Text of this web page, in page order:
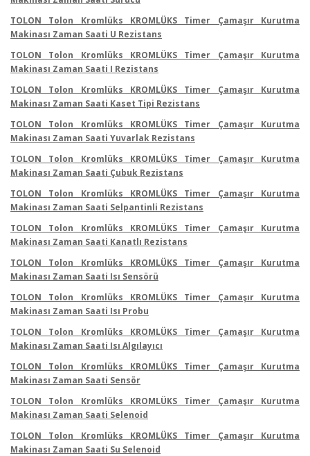
TOLON Tolon Kromlüks KROMLÜKS Timer Çamaşır Kurutma
Makinası Zaman Saati U Rezistans
TOLON Tolon Kromlüks KROMLÜKS Timer Çamaşır Kurutma
Makinası Zaman Saati I Rezistans
TOLON Tolon Kromlüks KROMLÜKS Timer Çamaşır Kurutma
Makinası Zaman Saati Kaset Tipi Rezistans
TOLON Tolon Kromlüks KROMLÜKS Timer Çamaşır Kurutma
Makinası Zaman Saati Yuvarlak Rezistans
TOLON Tolon Kromlüks KROMLÜKS Timer Çamaşır Kurutma
Makinası Zaman Saati Çubuk Rezistans
TOLON Tolon Kromlüks KROMLÜKS Timer Çamaşır Kurutma
Makinası Zaman Saati Selpantinli Rezistans
TOLON Tolon Kromlüks KROMLÜKS Timer Çamaşır Kurutma
Makinası Zaman Saati Kanatlı Rezistans
TOLON Tolon Kromlüks KROMLÜKS Timer Çamaşır Kurutma
Makinası Zaman Saati Isı Sensörü
TOLON Tolon Kromlüks KROMLÜKS Timer Çamaşır Kurutma
Makinası Zaman Saati Isı Probu
TOLON Tolon Kromlüks KROMLÜKS Timer Çamaşır Kurutma
Makinası Zaman Saati Isı Algılayıcı
TOLON Tolon Kromlüks KROMLÜKS Timer Çamaşır Kurutma
Makinası Zaman Saati Sensör
TOLON Tolon Kromlüks KROMLÜKS Timer Çamaşır Kurutma
Makinası Zaman Saati Selenoid
TOLON Tolon Kromlüks KROMLÜKS Timer Çamaşır Kurutma
Makinası Zaman Saati Su Selenoid